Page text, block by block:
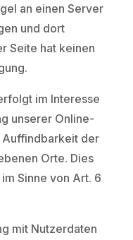
an einen Server
und dort
Seite hat keinen
im Interesse
unserer Online-
der
Orte. Dies
Sinne von Art. 6
mit Nutzerdaten